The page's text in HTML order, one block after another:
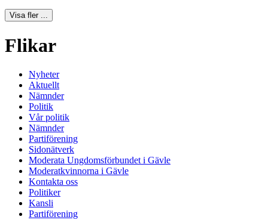
Visa fler ...
Flikar
Nyheter
Aktuellt
Nämnder
Politik
Vår politik
Nämnder
Partiförening
Sidonätverk
Moderata Ungdomsförbundet i Gävle
Moderatkvinnorna i Gävle
Kontakta oss
Politiker
Kansli
Partiförening